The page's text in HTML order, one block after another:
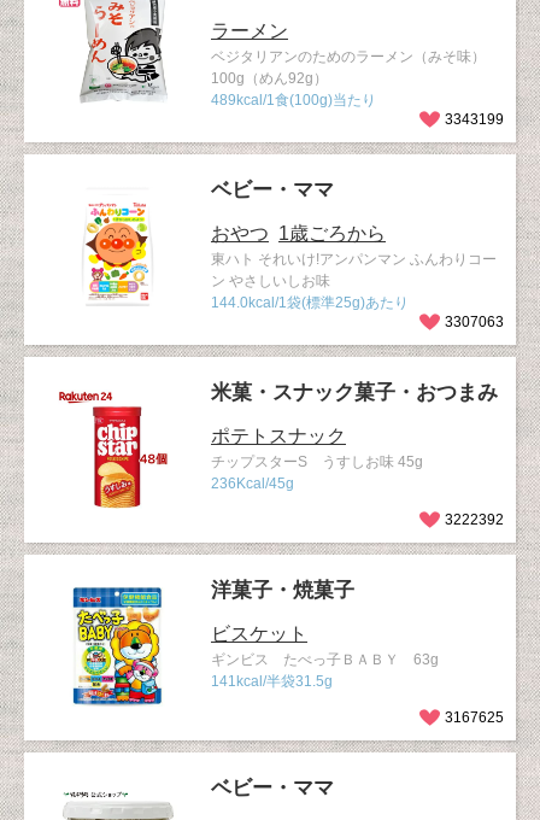
ラーメン
ベジタリアンのためのラーメン（みそ味）
100g（めん92g）
489kcal/1食(100g)当たり
3343199
ベビー・ママ
おやつ 1歳ごろから
東ハト それいけ!アンパンマン ふんわりコー
ン やさしいしお味
144.0kcal/1袋(標準25g)あたり
3307063
米菓・スナック菓子・おつまみ
ポテトスナック
チップスターS うすしお味 45g
236Kcal/45g
3222392
洋菓子・焼菓子
ビスケット
ギンビス たべっ子ＢＡＢＹ 63g
141kcal/半袋31.5g
3167625
ベビー・ママ